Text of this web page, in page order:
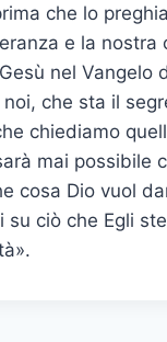
che lo
e la nostra
nel Vangelo
noi, che sta il
chiediamo
mai possibile
cosa Dio vuol
su ciò che Egli